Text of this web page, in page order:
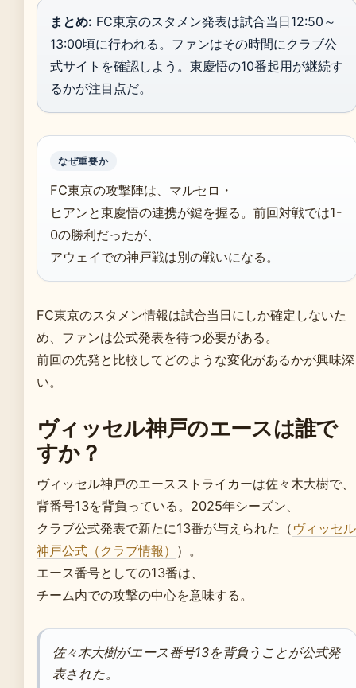
まとめ: FC東京のスタメン発表は試合当日12:50～
13:00頃に行われる。ファンはその時間にクラブ公
式サイトを確認しよう。東慶悟の10番起用が継続す
るかが注目点だ。
なぜ重要か
FC東京の攻撃陣は、マルセロ・
ヒアンと東慶悟の連携が鍵を握る。前回対戦では1-
0の勝利だったが、
アウェイでの神戸戦は別の戦いになる。
FC東京のスタメン情報は試合当日にしか確定しないた
め、ファンは公式発表を待つ必要がある。
前回の先発と比較してどのような変化があるかが興味深
い。
ヴィッセル神戸のエースは誰で
すか？
ヴィッセル神戸のエースストライカーは佐々木大樹で、
背番号13を背負っている。2025年シーズン、
クラブ公式発表で新たに13番が与えられた（ ヴィッセル
神戸公式（クラブ情報） ）。
エース番号としての13番は、
チーム内での攻撃の中心を意味する。
佐々木大樹がエース番号13を背負うことが公式発
表された。